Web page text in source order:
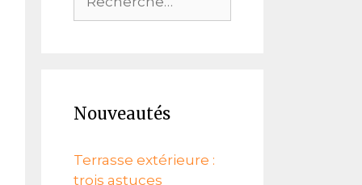
Nouveautés
Terrasse extérieure :
trois astuces